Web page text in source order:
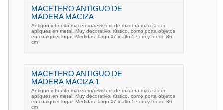
MACETERO ANTIGUO DE
MADERA MACIZA
Antiguo y bonito macetero/revistero de madera maciza con
apliques en metal. Muy decorativo, rústico, como porta objetos
en cualquier lugar. Medidas: largo 47 x alto 57 cm y fondo 36
cm
MACETERO ANTIGUO DE
MADERA MACIZA 1
Antiguo y bonito macetero/revistero de madera maciza con
apliques en metal. Muy decorativo, rústico, como porta objetos
en cualquier lugar. Medidas: largo 47 x alto 57 cm y fondo 36
cm